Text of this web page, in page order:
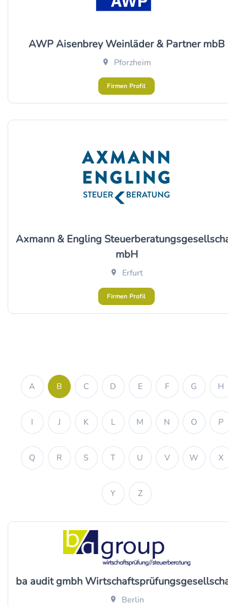
AWP Aisenbrey Weinläder & Partner mbB
Pforzheim
Firmen Profil
Axmann & Engling
mbH
Erfurt
Firmen Profil
A B C D E F G H
I J K L M N O P
Q R S T U V W X
Y Z
ba audit gmbh
Berlin